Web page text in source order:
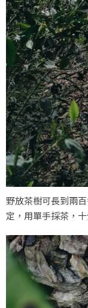
野放茶樹可長到兩
定，用單手採茶，